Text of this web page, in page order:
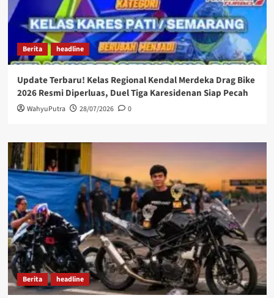
Berita headline
Update Terbaru! Kelas Regional Kendal Merdeka Drag Bike
2026 Resmi Diperluas, Duel Tiga Karesidenan Siap Pecah
WahyuPutra 28/07/2026 0
Berita headline